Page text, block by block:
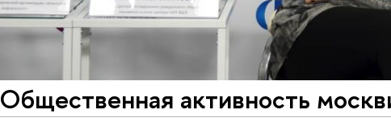
Общественная активность